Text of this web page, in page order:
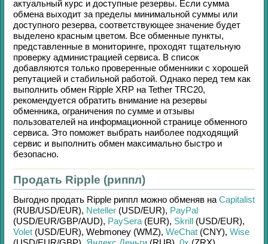
актуальный курс и доступные резервы. Если сумма
обмена выходит за пределы минимальной суммы или
доступного резерва, соответствующее значение будет
выделено красным цветом. Все обменные пункты,
представленные в мониторинге, проходят тщательную
проверку администрацией сервиса. В список
добавляются только проверенные обменники с хорошей
репутацией и стабильной работой. Однако перед тем как
выполнить обмен Ripple XRP на Tether TRC20,
рекомендуется обратить внимание на резервы
обменника, ограничения по сумме и отзывы
пользователей на информационной странице обменного
сервиса. Это поможет выбрать наиболее подходящий
сервис и выполнить обмен максимально быстро и
безопасно.
Продать Ripple (риппл)
Выгодно продать Ripple риппл можно обменяв на Capitalist
(RUB/USD/EUR), Neteller (USD/EUR), PayPal
(USD/EUR/GBP/AUD), PaySera (EUR), Skrill (USD/EUR),
Volet (USD/EUR), Webmoney (WMZ), WeChat (CNY), Wise